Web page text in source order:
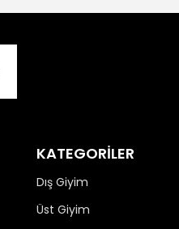
KATEGORİLER
Dış Giyim
Üst Giyim